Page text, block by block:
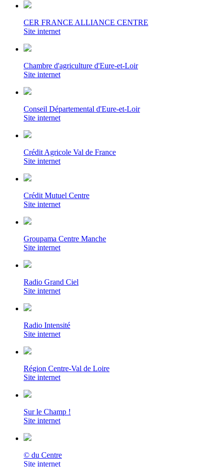
CER FRANCE ALLIANCE CENTRE
Site internet
Chambre d'agriculture d'Eure-et-Loir
Site internet
Conseil Départemental d'Eure-et-Loir
Site internet
Crédit Agricole Val de France
Site internet
Crédit Mutuel Centre
Site internet
Groupama Centre Manche
Site internet
Radio Grand Ciel
Site internet
Radio Intensité
Site internet
Région Centre-Val de Loire
Site internet
Sur le Champ !
Site internet
© du Centre
Site internet